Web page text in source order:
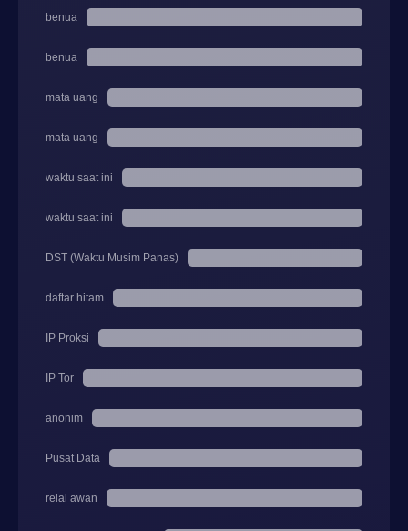
benua
benua
mata uang
mata uang
waktu saat ini
waktu saat ini
DST (Waktu Musim Panas)
daftar hitam
IP Proksi
IP Tor
anonim
Pusat Data
relai awan